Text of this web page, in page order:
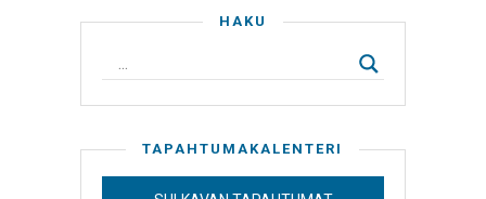
HAKU
TAPAHTUMAKALENTERI